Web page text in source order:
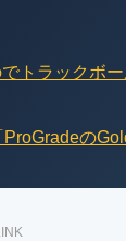
トラックボ
の